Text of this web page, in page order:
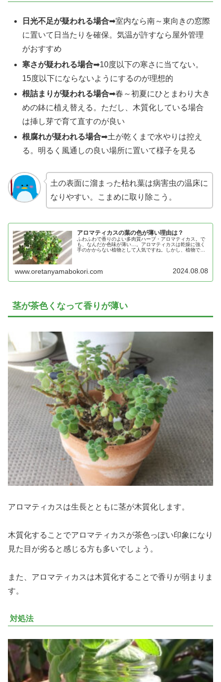
日光不足が疑われる場合➡室内なら南～東向きの窓際
に置いて日当たりを確保。気温が許すなら屋外管理
がおすすめ
寒さが疑われる場合➡10度以下の寒さに当てない。
15度以下にならないようにするのが理想的
根詰まりが疑われる場合➡春～初夏にひとまわり大き
めの鉢に植え替える。ただし、木質化している場合
は挿し芽で育て直すのが良い
根腐れが疑われる場合➡土が乾くまで水やりは控え
る。明るく風通しの良い場所に置いて様子を見る
土の表面に溜まった枯れ葉は病害虫の温床に
なりやすい。こまめに取り除こう。
アロマティカスの葉の色が薄い理由は？
ふわふわで香りのよい多肉質ハーブ・アロマティカス。で
も、なんだか色味が薄い…。アロマティカスは乾燥に強く
手のかからない植物として人気ですね。しかし、植物であ
www.oretanyamabokori.com 2024.08.08
茎が茶色くなって香りが薄い
アロマティカスは生長とともに茎が木質化します。
木質化することでアロマティカスが茶色っぽい印象になり
見た目が劣ると感じる方も多いでしょう。
また、アロマティカスは木質化することで香りが弱まりま
す。
対処法